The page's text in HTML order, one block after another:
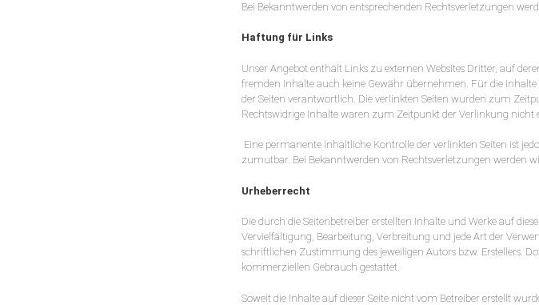
Bei Bekanntwerden von entsprechenden Rechtsverletzungen
Haftung für Links
Unser Angebot enthält Links zu externen Websites Dritter, auf
fremden Inhalte auch keine Gewähr übernehmen. Für die Inhalte
der Seiten verantwortlich. Die verlinkten Seiten wurden zum
Rechtswidrige Inhalte waren zum Zeitpunkt der Verlinkung nicht
Eine permanente inhaltliche Kontrolle der verlinkten Seiten ist
zumutbar. Bei Bekanntwerden von Rechtsverletzungen werden
Urheberrecht
Die durch die Seitenbetreiber erstellten Inhalte und Werke auf
Vervielfältigung, Bearbeitung, Verbreitung und jede Art der
schriftlichen Zustimmung des jeweiligen Autors bzw. Erstellers.
kommerziellen Gebrauch gestattet.
Soweit die Inhalte auf dieser Seite nicht vom Betreiber erstellt